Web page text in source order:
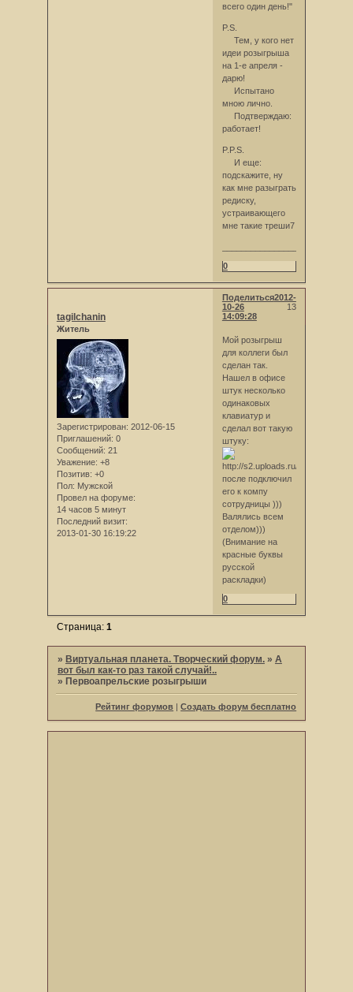
всего один день!"
P.S.
Тем, у кого нет
идеи розыгрыша
на 1-е апреля -
дарю!
Испытано
мною лично.
Подтверждаю:
работает!
P.P.S.
И еще:
подскажите, ну
как мне разыграть
редиску,
устраивающего
мне такие треши7
0
Поделиться
13
2012-
10-26
14:09:28
tagilchanin
Житель
Зарегистрирован: 2012-06-15
Приглашений: 0
Сообщений: 21
Уважение: +8
Позитив: +0
Пол: Мужской
Провел на форуме:
14 часов 5 минут
Последний визит:
2013-01-30 16:19:22
Мой розыгрыш
для коллеги был
сделан так.
Нашел в офисе
штук несколько
одинаковых
клавиатур и
сделал вот такую
штуку:
после подключил
его к компу
сотрудницы )))
Валялись всем
отделом)))
(Внимание на
красные буквы
русской
раскладки)
0
Страница: 1
» Виртуальная планета. Творческий форум. » А
вот был как-то раз такой случай!..
» Первоапрельские розыгрыши
Рейтинг форумов |Создать форум бесплатно